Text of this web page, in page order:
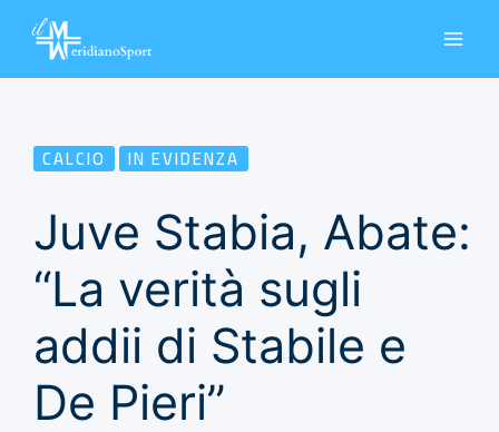
CALCIO IN EVIDENZA
Juve Stabia, Abate:
“La verità sugli
addii di Stabile e
De Pieri”